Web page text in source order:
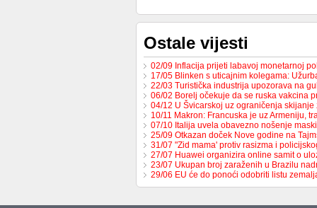
Ostale vijesti
02/09 Inflacija prijeti labavoj monetarnoj
17/05 Blinken s uticajnim kolegama:
22/03 Turistička industrija upozorava na
06/02 Borelj očekuje da se ruska vakcina
04/12 U Švicarskoj uz ograničenja
10/11 Makron: Francuska je uz Armeniju,
07/10 Italija uvela obavezno nošenje
25/09 Otkazan doček Nove godine na
31/07 "Zid mama' protiv rasizma i
27/07 Huawei organizira online samit o
23/07 Ukupan broj zaraženih u Brazilu
29/06 EU će do ponoći odobriti listu